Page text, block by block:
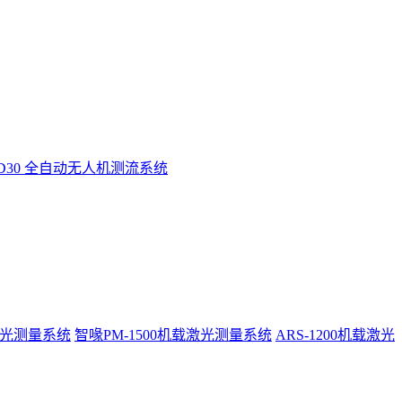
全自动无人机测流系统
测量系统 智喙PM-1500机载激光测量系统 ARS-1200机载激光